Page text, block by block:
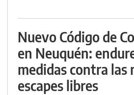
Nuevo Código de
en Neuquén:
medidas contra las
escapes libres